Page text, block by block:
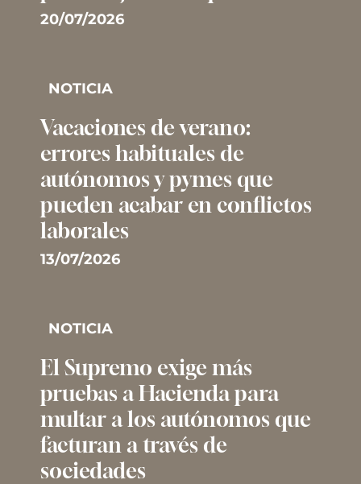
20/07/2026
NOTICIA
Vacaciones de verano:
errores habituales de
autónomos y pymes que
pueden acabar en conflictos
laborales
13/07/2026
NOTICIA
El Supremo exige más
pruebas a Hacienda para
multar a los autónomos que
facturan a través de
sociedades